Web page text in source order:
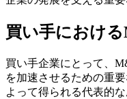
買い手におけ
買い手企業にとって、
を加速させるための重
よって得られる代表的